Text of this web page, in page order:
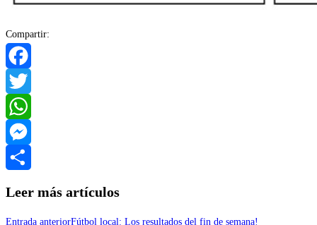
Compartir:
Facebook
Twitter
WhatsApp
Messenger
Leer más artículos
Entrada anteriorFútbol local: Los resultados del fin de semana!